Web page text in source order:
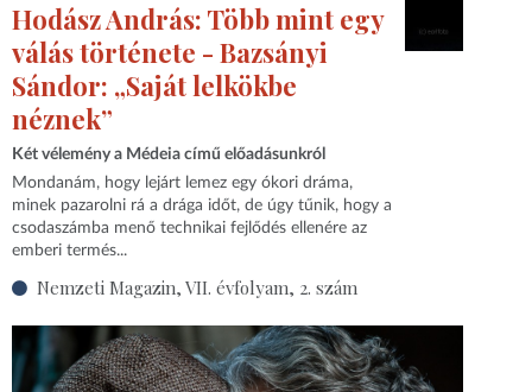
Hodász András: Több mint egy
válás története - Bazsányi
Sándor: „Saját lelkökbe
néznek”
Két vélemény a Médeia című előadásunkról
Mondanám, hogy lejárt lemez egy ókori dráma,
minek pazarolni rá a drága időt, de úgy tűnik, hogy a
csodaszámba menő technikai fejlődés ellenére az
emberi termés...
Nemzeti Magazin, VII. évfolyam, 2. szám